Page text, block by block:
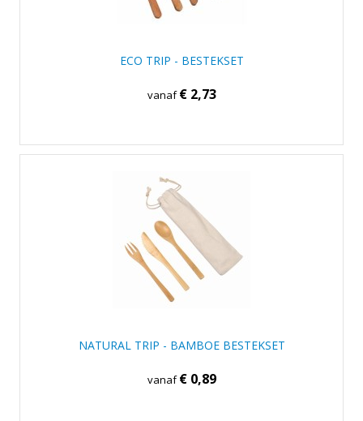
ECO TRIP - BESTEKSET
vanaf€ 2,73
NATURAL TRIP - BAMBOE BESTEKSET
vanaf€ 0,89